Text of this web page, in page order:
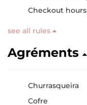
Checkout hours
see all rules
Agréments
Churrasqueira
Cofre